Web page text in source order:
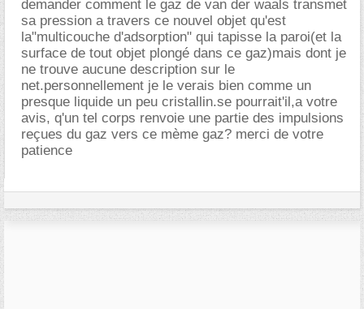
demander comment le gaz de van der waals transmet
sa pression a travers ce nouvel objet qu'est
la"multicouche d'adsorption" qui tapisse la paroi(et la
surface de tout objet plongé dans ce gaz)mais dont je
ne trouve aucune description sur le
net.personnellement je le verais bien comme un
presque liquide un peu cristallin.se pourrait'il,a votre
avis, q'un tel corps renvoie une partie des impulsions
reçues du gaz vers ce mème gaz? merci de votre
patience